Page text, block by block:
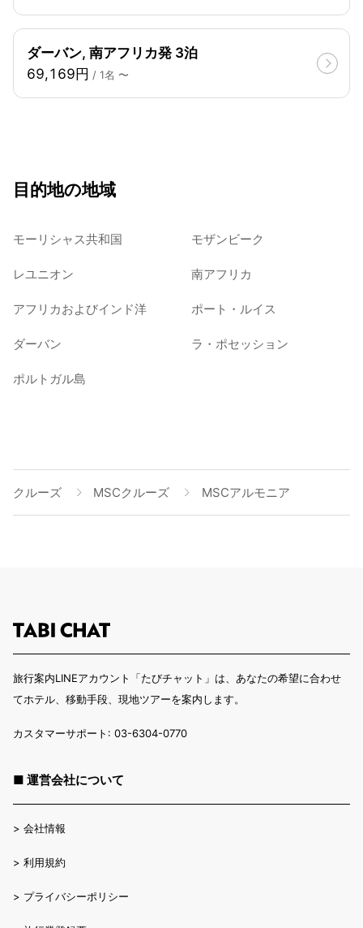
ダーバン, 南アフリカ発 3泊
69,169円 / 1名 〜
目的地の地域
モーリシャス共和国 モザンビーク
レユニオン 南アフリカ
アフリカおよびインド洋 ポート・ルイス
ダーバン ラ・ポセッション
ポルトガル島
クルーズ MSCクルーズ MSCアルモニア
旅行案内LINEアカウント「たびチャット」は、あなたの希望に合わせ
てホテル、移動手段、現地ツアーを案内します。
カスタマーサポート: 03-6304-0770
■ 運営会社について
> 会社情報
> 利用規約
> プライバシーポリシー